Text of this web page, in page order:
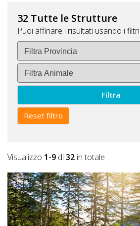
SCONTO
Video
Tutorial
Lavora
con
Noi
Attività
Accedi
32 Tutte le Strutture
Puoi affinare i risultati usando i filtri
Filtra
Reset filtro
Visualizzo 1-9 di32 in totale